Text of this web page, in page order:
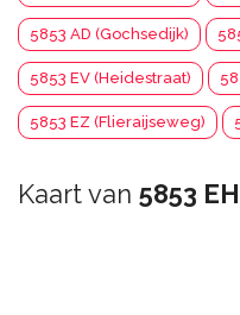
5853 AD (Gochsedijk)
5853 EV (Heidestraat)
5853 EZ (Flieraijseweg)
Kaart van 5853 EH